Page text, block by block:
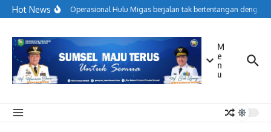
Lewati ke konten
Hot NewsMenjaga Operasional Hulu Migas berjalan tak bertentangan dengan
M
e
n
u